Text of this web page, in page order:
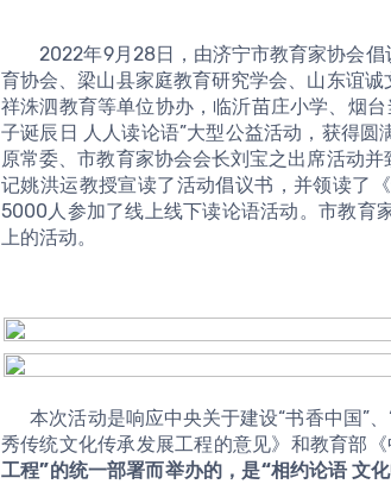
育协会、梁山县家庭教育研究学会、山东谊
祥洙泗教育等单位协办，临沂苗庄小学、烟
子诞辰日 人人读论语”大型公益活动，获得
原常委、市教育家协会会长刘宝之出席活动
记姚洪运教授宣读了活动倡议书，并领读了
5000人参加了线上线下读论语活动。市教育
上的活动。
秀传统文化传承发展工程的意见》和教育部
工程”的统一部署而举办的，是“相约论语 文